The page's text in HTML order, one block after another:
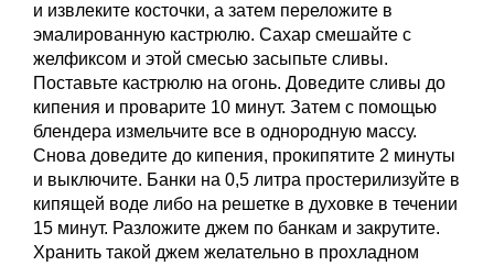
и извлеките косточки, а затем переложите в
эмалированную кастрюлю. Сахар смешайте с
желфиксом и этой смесью засыпьте сливы.
Поставьте кастрюлю на огонь. Доведите сливы до
кипения и проварите 10 минут. Затем с помощью
блендера измельчите все в однородную массу.
Снова доведите до кипения, прокипятите 2 минуты
и выключите. Банки на 0,5 литра простерилизуйте в
кипящей воде либо на решетке в духовке в течении
15 минут. Разложите джем по банкам и закрутите.
Хранить такой джем желательно в прохладном